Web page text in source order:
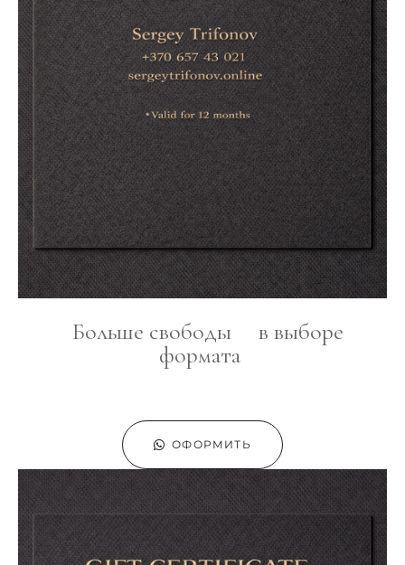
Больше свободы в выборе
формата
ОФОРМИТЬ